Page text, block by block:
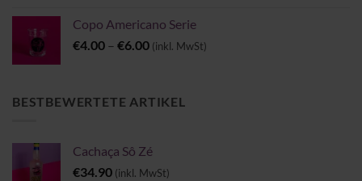
Copo Americano Serie
€4.00 – €6.00Preisspanne:
€6.00
(inkl. MwSt)
BESTBEWERTETE ARTIKEL
Cachaça Sô Zé
€34.90 (inkl. MwSt)